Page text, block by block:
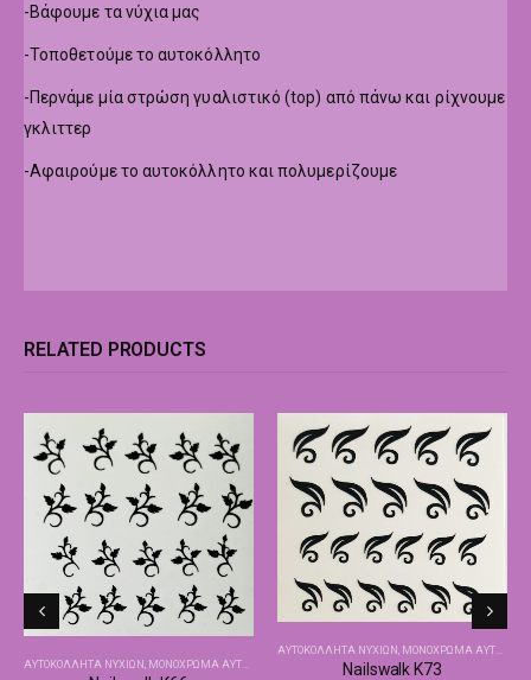
-Βάφουμε τα νύχια μας
-Τοποθετούμε το αυτοκόλλητο
-Περνάμε μία στρώση γυαλιστικό (top) από πάνω και ρίχνουμε
γκλιττερ
-Αφαιρούμε το αυτοκόλλητο και πολυμερίζουμε
RELATED PRODUCTS
ΑΥΤΟΚΌΛΛΗΤΑ ΝΥΧΙΏΝ ΜΟΝΌΧΡΩΜΑ ΑΥΤΟΚΌΛΛΗΤΑ NAILSWALK
ΑΥΤΟΚΌΛΛΗΤΑ ΝΥΧΙΏΝ ΜΟΝΌΧΡΩΜΑ ΑΥΤΟΚΌΛΛΗΤΑ NAILSWALK
Nailswalk Κ73